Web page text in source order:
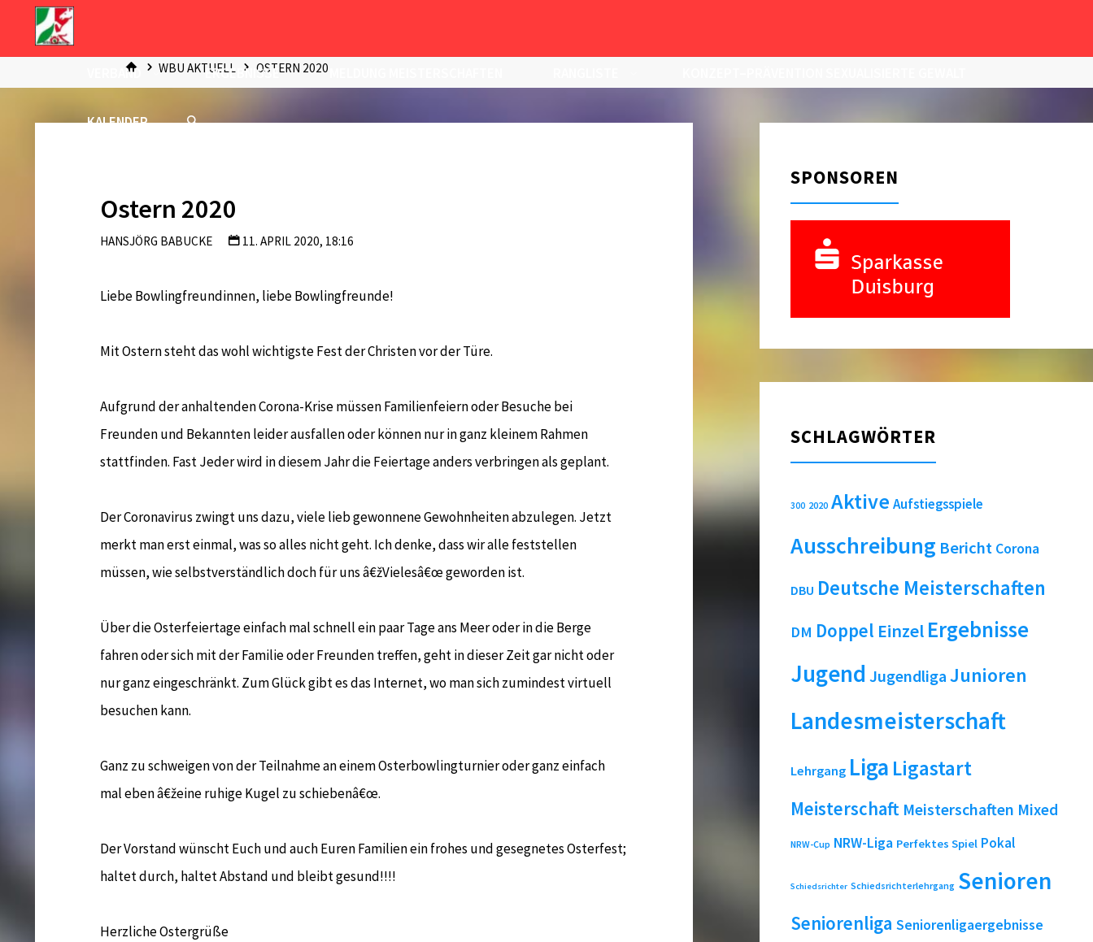
VERBAND ERGEBNISSE
KALENDER
START
WBU AKTUELL OSTERN 2020
Ostern 2020
HANSJÖRG BABUCKE 11. APRIL 2020, 18:16
Liebe Bowlingfreundinnen, liebe Bowlingfreunde!
Mit Ostern steht das wohl wichtigste Fest der Christen vor der Türe.
Aufgrund der anhaltenden Corona-Krise müssen Familienfeiern oder Besuche bei
Freunden und Bekannten leider ausfallen oder können nur in ganz kleinem Rahmen
stattfinden. Fast Jeder wird in diesem Jahr die Feiertage anders verbringen als geplant.
Der Coronavirus zwingt uns dazu, viele lieb gewonnene Gewohnheiten abzulegen. Jetzt
merkt man erst einmal, was so alles nicht geht. Ich denke, dass wir alle feststellen
müssen, wie selbstverständlich doch für uns â€žVielesâ€œ geworden ist.
Über die Osterfeiertage einfach mal schnell ein paar Tage ans Meer oder in die Berge
fahren oder sich mit der Familie oder Freunden treffen, geht in dieser Zeit gar nicht oder
nur ganz eingeschränkt. Zum Glück gibt es das Internet, wo man sich zumindest virtuell
besuchen kann.
Ganz zu schweigen von der Teilnahme an einem Osterbowlingturnier oder ganz einfach
mal eben â€žeine ruhige Kugel zu schiebenâ€œ.
Der Vorstand wünscht Euch und auch Euren Familien ein frohes und gesegnetes Osterfest;
haltet durch, haltet Abstand und bleibt gesund!!!!
Herzliche Ostergrüße
SPONSOREN
SCHLAGWÖRTER
300 2020 Aktive Aufstiegsspiele
Ausschreibung Bericht Corona
DBU Deutsche Meisterschaften
DM Doppel Einzel Ergebnisse
Jugend Jugendliga Junioren
Landesmeisterschaft
Lehrgang Liga Ligastart
Meisterschaft Meisterschaften Mixed
NRW-Cup NRW-Liga Perfektes Spiel Pokal
Schiedsrichter Schiedsrichterlehrgang Senioren
Seniorenliga Seniorenligaergebnisse